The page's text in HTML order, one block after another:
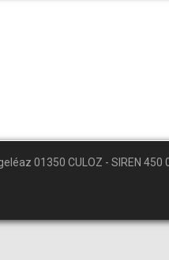
01350 CULOZ - SIREN 450